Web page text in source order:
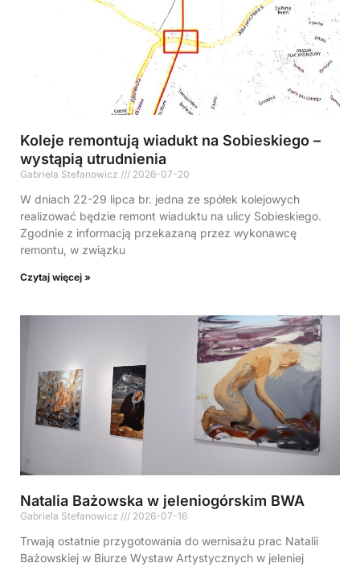
Koleje remontują wiadukt na Sobieskiego –
wystąpią utrudnienia
Gabriela Stefanowicz 2026-07-20
W dniach 22-29 lipca br. jedna ze spółek kolejowych
realizować będzie remont wiaduktu na ulicy Sobieskiego.
Zgodnie z informacją przekazaną przez wykonawcę
remontu, w związku
Czytaj więcej »
Natalia Bażowska w jeleniogórskim BWA
Gabriela Stefanowicz 2026-07-16
Trwają ostatnie przygotowania do wernisażu prac Natalii
Bażowskiej w Biurze Wystaw Artystycznych w jeleniej